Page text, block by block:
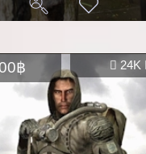
24K
฿